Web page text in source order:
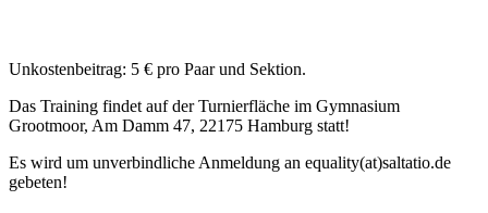
Unkostenbeitrag: 5 € pro Paar und Sektion.
Das Training findet auf der Turnierfläche im Gymnasium
Grootmoor, Am Damm 47, 22175 Hamburg statt!
Es wird um unverbindliche Anmeldung an equality(at)saltatio.de
gebeten!